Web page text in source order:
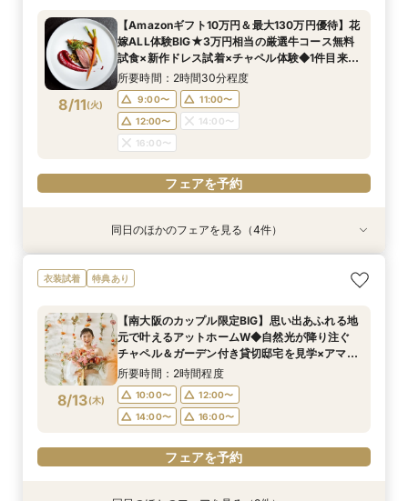
8/10(月)
10:00〜
13:00〜
15:00〜
16:00〜
フェアを予約
8/10(月)
10:00〜
11:00〜
14:30〜
16:00〜
フェアを予約
8/10(月)
10:00〜
13:00〜
15:00〜
16:00〜
フェアを予約
8/11(火)
【Amazonギフト10万円＆最大130万円優待】花
嫁ALL体験BIG★3万円相当の厳選牛コース無料
試食×新作ドレス試着×チャペル体験◆1件目来館
がおすすめ！マイナビ限定フェア
所要時間：2時間30分程度
9:00〜
11:00〜
12:00〜
14:00〜
16:00〜
フェアを予約
衣装試着 特典あり
8/11(火)
マイナビ限定BIG【憧れ試着×スイーツ試食付
き】ギフト10万×130万優待◆自然光が降り注ぐ
ア所要時間：2時間程度
9:00〜
11:00〜
14:30〜
17:00〜
フェアを予約
衣装試着 特典あり
8/11(火)
【愛犬とずっと一緒】挙式も披露宴も叶うペット
婚相談フェア｜マイナビ限定BIG＼Amazonギフ
所要時間：2時間程度
9:00〜
11:00〜
14:30〜
フェアを予約
特典あり
8/11(火)
【初めての方も2軒目の方も◎】60分でご案内！
クイックフェア
10:00〜
13:00〜
15:00〜
16:00〜
フェアを予約
特典あり
8/11(火)
【挙式＆会食*10名59万～】家族だけのシンプル
WD！少人数W相談フェア
10:00〜
11:00〜
14:30〜
16:00〜
フェアを予約
同日のほかのフェアを見る（4件）
衣装試着 特典あり
8/13(木)
【南大阪のカップル限定BIG】思い出あふれる地
元で叶えるアットホームW◆自然光が降り注ぐ
チャペル＆ガーデン付き貸切邸宅を見学×アマギ
フ10万×130万優待付きフェア
所要時間：2時間程度
10:00〜
12:00〜
14:00〜
16:00〜
フェアを予約